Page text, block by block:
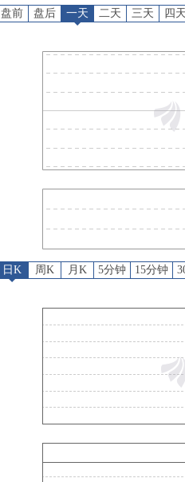
公告：2026年07月17日发布《国科微
：
股权质押：湖南国科控股有限公司自2026-07-09起
预约披露日：2026年半年报预
股权质押：截止2026年07月31
大宗交易 ：2026年07月30日
公告：2026年07月23日发布
盘前 盘后 一天 二天 三天 四
日K 周K 月K 5分钟 15分钟